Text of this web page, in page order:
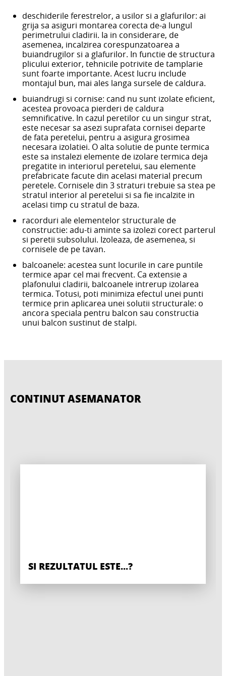
deschiderile ferestrelor, a usilor si a glafurilor: ai
grija sa asiguri montarea corecta de-a lungul
perimetrului cladirii. Ia in considerare, de
asemenea, incalzirea corespunzatoarea a
buiandrugilor si a glafurilor. In functie de structura
plicului exterior, tehnicile potrivite de tamplarie
sunt foarte importante. Acest lucru include
montajul bun, mai ales langa sursele de caldura.
buiandrugi si cornise: cand nu sunt izolate eficient,
acestea provoaca pierderi de caldura
semnificative. In cazul peretilor cu un singur strat,
este necesar sa asezi suprafata cornisei departe
de fata peretelui, pentru a asigura grosimea
necesara izolatiei. O alta solutie de punte termica
este sa instalezi elemente de izolare termica deja
pregatite in interiorul peretelui, sau elemente
prefabricate facute din acelasi material precum
peretele. Cornisele din 3 straturi trebuie sa stea pe
stratul interior al peretelui si sa fie incalzite in
acelasi timp cu stratul de baza.
racorduri ale elementelor structurale de
constructie: adu-ti aminte sa izolezi corect parterul
si peretii subsolului. Izoleaza, de asemenea, si
cornisele de pe tavan.
balcoanele: acestea sunt locurile in care puntile
termice apar cel mai frecvent. Ca extensie a
plafonului cladirii, balcoanele intrerup izolarea
termica. Totusi, poti minimiza efectul unei punti
termice prin aplicarea unei solutii structurale: o
ancora speciala pentru balcon sau constructia
unui balcon sustinut de stalpi.
CONTINUT ASEMANATOR
SI REZULTATUL ESTE...?